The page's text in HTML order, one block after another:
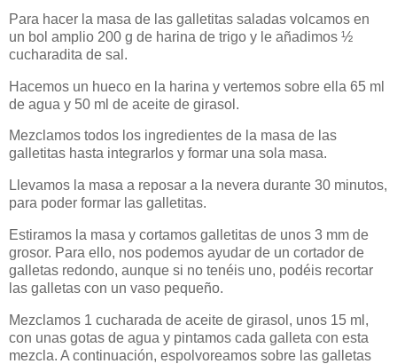
Para hacer la masa de las galletitas saladas volcamos en
un bol amplio 200 g de harina de trigo y le añadimos ½
cucharadita de sal.
Hacemos un hueco en la harina y vertemos sobre ella 65 ml
de agua y 50 ml de aceite de girasol.
Mezclamos todos los ingredientes de la masa de las
galletitas hasta integrarlos y formar una sola masa.
Llevamos la masa a reposar a la nevera durante 30 minutos,
para poder formar las galletitas.
Estiramos la masa y cortamos galletitas de unos 3 mm de
grosor. Para ello, nos podemos ayudar de un cortador de
galletas redondo, aunque si no tenéis uno, podéis recortar
las galletas con un vaso pequeño.
Mezclamos 1 cucharada de aceite de girasol, unos 15 ml,
con unas gotas de agua y pintamos cada galleta con esta
mezcla. A continuación, espolvoreamos sobre las galletas